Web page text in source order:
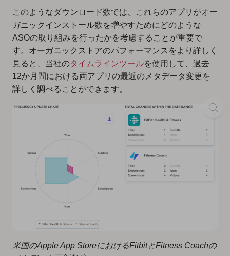
このようなダウンロード数では、これらのアプリがオー
ガニックインストール数を増やすためにどのような
ASOの取り組みを行ったかを考慮することが重要で
す。オーガニックストアのパフォーマンスをより詳しく
見ると、当社のタイムラインツールを使用して、過去
12か月間における両アプリの最近のメタデータ変更を
詳しく調べることができます。
米国のApple App StoreにおけるFitbitとFitness Coachの